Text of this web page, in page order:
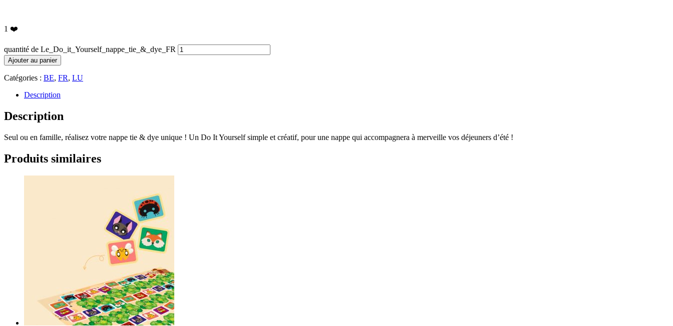
1 ❤️
quantité de Le_Do_it_Yourself_nappe_tie_&_dye_FR
Ajouter au panier
Catégories : BE, FR, LU
Description
Description
Seul ou en famille, réalisez votre nappe tie & dye unique ! Un Do It Yourself simple et créatif, pour une nappe qui accompagnera à merveille vos déjeuners d’été !
Produits similaires